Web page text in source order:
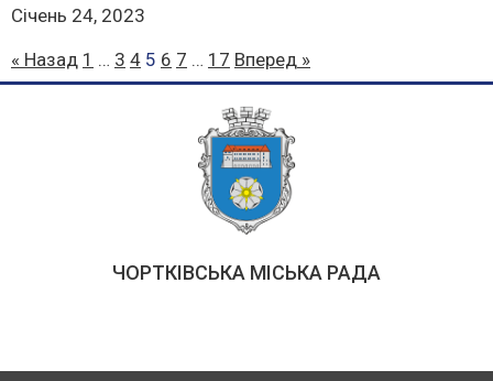
Січень 24, 2023
« Назад 1 … 3 4 5 6 7 … 17 Вперед »
ЧОРТКІВСЬКА МІСЬКА РАДА